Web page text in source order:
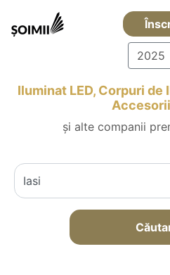
2025
Iluminat LED, Corpuri de
și alte companii